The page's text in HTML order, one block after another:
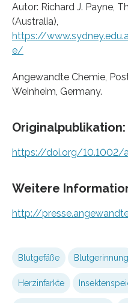
Autor: Richard J. Payne,
(Australia),
https://
e/
Angewandte Chemie,
Weinheim, Germany.
Originalpublikation:
https://doi.org/10.1002/
Weitere
http://
Blutgefäße Blutgerinnung
Herzinfarkte